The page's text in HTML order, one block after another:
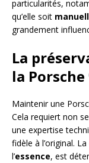
particularités,
qu’elle soit
grandement
La
la Porsche
Maintenir une
Cela requiert non
une expertise
fidèle à l’original.
l’essence, est